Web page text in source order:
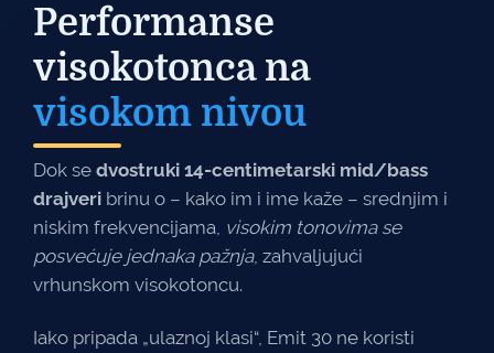
Performanse
visokotonca na
visokom nivou
Dok se dvostruki 14-centimetarski mid/bass
drajveri brinu o – kako im i ime kaže – srednjim i
niskim frekvencijama, visokim tonovima se
posvećuje jednaka pažnja, zahvaljujući
vrhunskom visokotoncu.
Iako pripada „ulaznoj klasi“, Emit 30 ne koristi